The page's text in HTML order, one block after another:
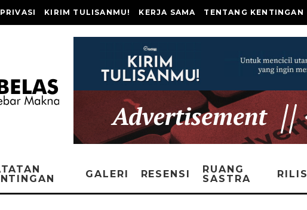
KIRIM TULISANMU! KERJA SAMA TENTANG KENTINGAN
GALERI RESENSI
RUANG
SASTRA
RILIS